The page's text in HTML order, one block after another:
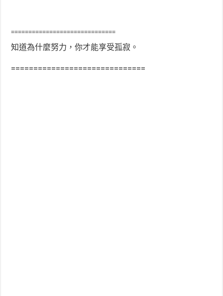
==============================
知道為什麼努力，你才能享受孤寂。
==============================